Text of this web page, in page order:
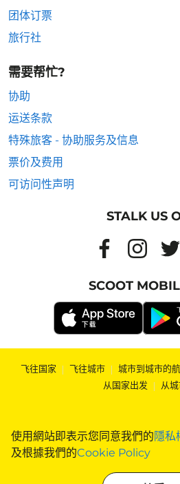
使用網站即表示您同意我們的隱私
及根據我們的Cookie Policy
团体订票
旅行社
需要帮忙?
协助
运送条款
特殊旅客 - 协助服务及信息
票价及费用
可访问性声明
STALK US
SCOOT
飞往国家 | 飞往城市 | 城市到城市的
从国家出发 | 从